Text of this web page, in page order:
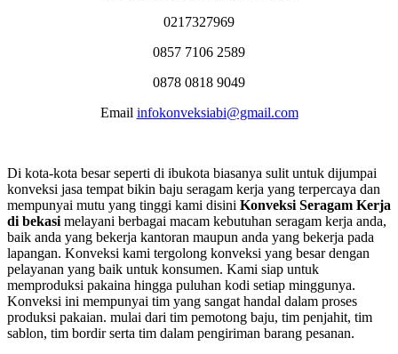
0217327969
0857 7106 2589
0878 0818 9049
Email infokonveksiabi@gmail.com
Di kota-kota besar seperti di ibukota biasanya sulit untuk dijumpai
konveksi jasa tempat bikin baju seragam kerja yang terpercaya dan
mempunyai mutu yang tinggi kami disini Konveksi Seragam Kerja
di bekasi melayani berbagai macam kebutuhan seragam kerja anda,
baik anda yang bekerja kantoran maupun anda yang bekerja pada
lapangan. Konveksi kami tergolong konveksi yang besar dengan
pelayanan yang baik untuk konsumen. Kami siap untuk
memproduksi pakaina hingga puluhan kodi setiap minggunya.
Konveksi ini mempunyai tim yang sangat handal dalam proses
produksi pakaian. mulai dari tim pemotong baju, tim penjahit, tim
sablon, tim bordir serta tim dalam pengiriman barang pesanan.